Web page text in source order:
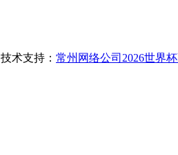
技术支持： 常州网络公司2026世界